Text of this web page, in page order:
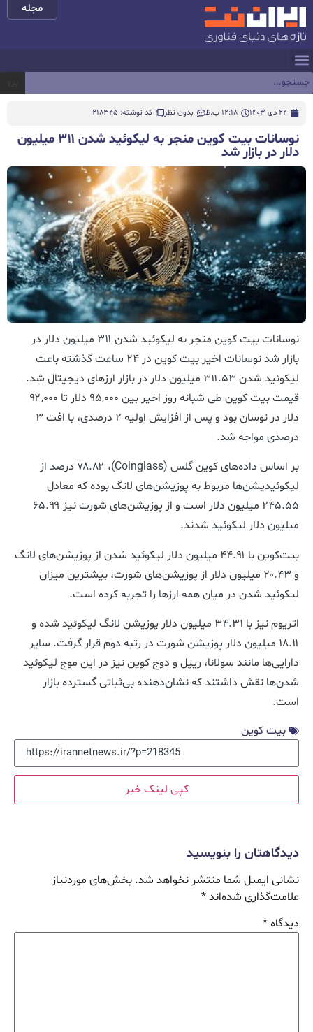
مجله
24 دی 1403 12:18 ب.ظ بدون نظر کد نوشته: 218345
نوسانات بیت کوین منجر به لیکوئید شدن ۳۱۱ میلیون
دلار در بازار شد
نوسانات بیت کوین منجر به لیکوئید شدن ۳۱۱ میلیون دلار در
بازار شد نوسانات اخیر بیت کوین در ۲۴ ساعت گذشته باعث
لیکوئید شدن ۳۱۱.۵۳ میلیون دلار در بازار ارزهای دیجیتال شد.
قیمت بیت کوین طی شبانه روز اخیر بین ۹۵,۰۰۰ دلار تا ۹۲,۰۰۰
دلار در نوسان بود و پس از افزایش اولیه ۲ درصدی، با افت ۳
درصدی مواجه شد.
بر اساس داده‌های کوین گلس (Coinglass)، ۷۸.۸۲ درصد از
لیکوئیدیشن‌ها مربوط به پوزیشن‌های لانگ بوده که معادل
۲۴۵.۵۵ میلیون دلار است و از پوزیشن‌های شورت نیز ۶۵.۹۹
میلیون دلار لیکوئید شدند.
بیت‌کوین با ۴۴.۹۱ میلیون دلار لیکوئید شدن از پوزیشن‌های لانگ
و ۲۰.۴۳ میلیون دلار از پوزیشن‌های شورت، بیشترین میزان
لیکوئید شدن در میان همه ارزها را تجربه کرده است.
اتریوم نیز با ۳۴.۳۱ میلیون دلار پوزیشن لانگ لیکوئید شده و
۱۸.۱۱ میلیون دلار پوزیشن شورت در رتبه دوم قرار گرفت. سایر
دارایی‌ها مانند سولانا، ریپل و دوج کوین نیز در این موج لیکوئید
شدن‌ها نقش داشتند که نشان‌دهنده بی‌ثباتی گسترده بازار
است.
بیت کوین
کپی لینک خبر
دیدگاهتان را بنویسید
نشانی ایمیل شما منتشر نخواهد شد. بخش‌های موردنیاز
علامت‌گذاری شده‌اند*
دیدگاه*